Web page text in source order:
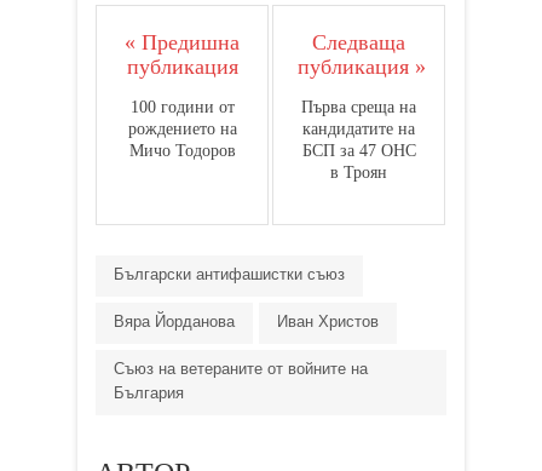
« Предишна
публикация
100 години от
рождението на
Мичо Тодоров
Следваща
публикация »
Първа среща на
кандидатите на
БСП за 47 ОНС
в Троян
Български антифашистки съюз
Вяра Йорданова Иван Христов
Съюз на ветераните от войните на
България